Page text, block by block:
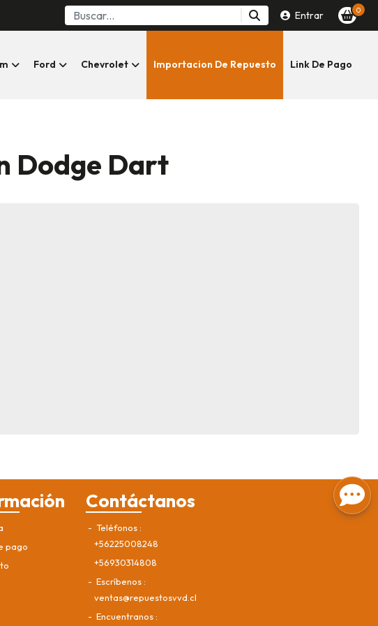
Entrar 0
Ford Chevrolet Importacion De Repuesto Link De Pago
Dodge Dart
pago
Contáctanos
Teléfonos
+56225008248
+56930314808
Escríbenos
ventas@repuestosvvd.cl
Encuentranos